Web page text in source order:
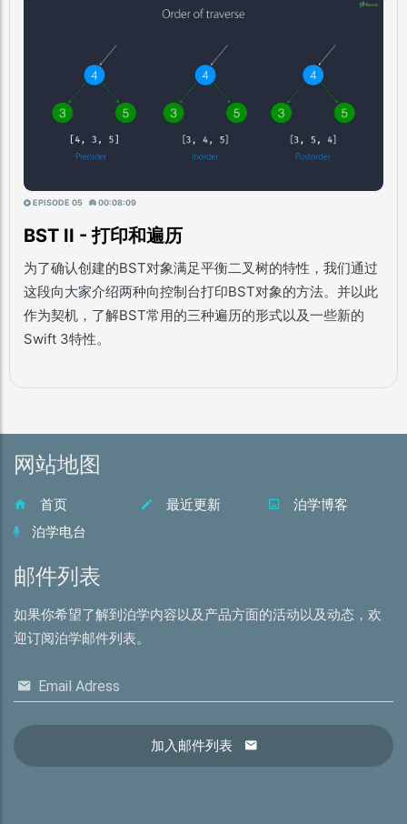
EPISODE 05 00:08:09
BST II - 打印和遍历
为了确认创建的BST对象满足平衡二叉树的特性，我们通过
这段向大家介绍两种向控制台打印BST对象的方法。并以此
作为契机，了解BST常用的三种遍历的形式以及一些新的
Swift 3特性。
网站地图
首页 最近更新
泊学博客
泊学电台
邮件列表
如果你希望了解到泊学内容以及产品方面的活动以及动态，欢
迎订阅泊学邮件列表。
Email Adress
加入邮件列表